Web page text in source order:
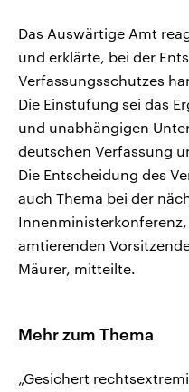
Das Auswärtige Amt
und erklärte, bei der
Verfassungsschutzes
Die Einstufung sei das
und unabhängigen
deutschen Verfassung
Die Entscheidung des
auch Thema bei der
amtierenden
Mäurer, mitteilte.
Mehr zum Thema
„Gesichert